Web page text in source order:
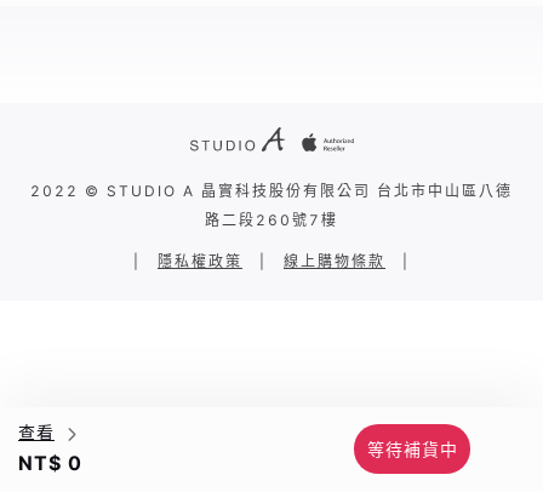
查看
NT$ 0
等待補貨中
2022 © STUDIO A 晶實科技股份有限公司 台北市中山區八德
路二段260號7樓
隱私權政策 線上購物條款